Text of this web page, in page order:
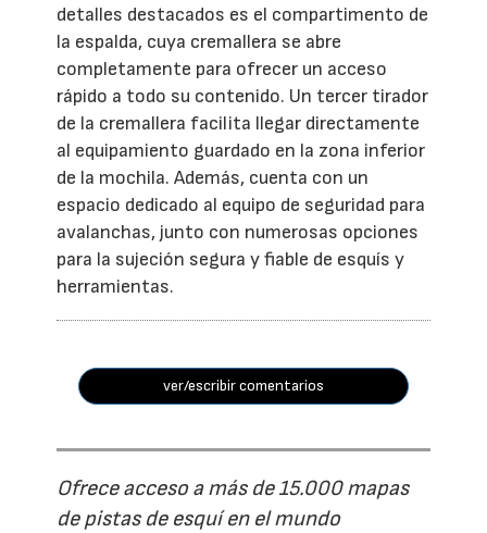
detalles destacados es el compartimento de
la espalda, cuya cremallera se abre
completamente para ofrecer un acceso
rápido a todo su contenido. Un tercer tirador
de la cremallera facilita llegar directamente
al equipamiento guardado en la zona inferior
de la mochila. Además, cuenta con un
espacio dedicado al equipo de seguridad para
avalanchas, junto con numerosas opciones
para la sujeción segura y fiable de esquís y
herramientas.
ver/escribir comentarios
Ofrece acceso a más de 15.000 mapas
de pistas de esquí en el mundo